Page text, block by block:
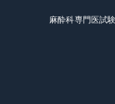
麻酔科専門医試